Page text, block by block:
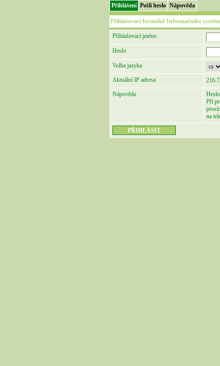
Přihlášení Pošli heslo Nápověda
Přihlašovací formulář Informačního
Přihlašovací jméno
Heslo
Volba jazyka
Aktuální IP adresa
Nápověda
Při
na